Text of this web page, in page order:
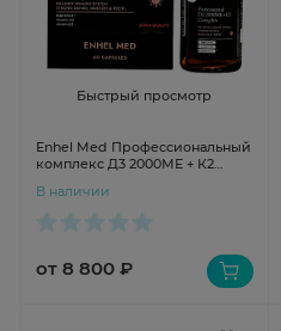
Быстрый просмотр
Enhel Med Профессиональный
комплекс Д3 2000МЕ + К2
В наличии
от 8 800 ₽